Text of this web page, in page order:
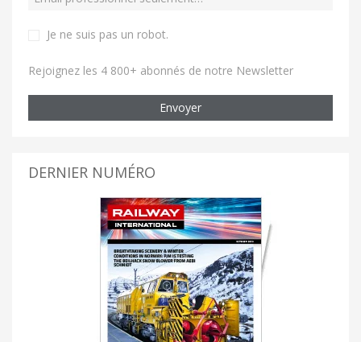
Je ne suis pas un robot.
Rejoignez les 4 800+ abonnés de notre Newsletter
Envoyer
DERNIER NUMÉRO